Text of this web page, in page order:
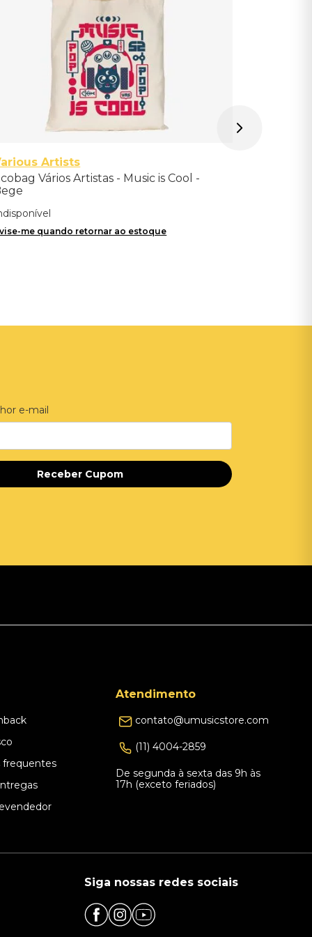
Artists
Vários Artistas - Music is Cool -
me quando retornar ao estoque
e-mail
Receber Cupom
frequentes
Atendimento
contato@umusicstore.com
(11) 4004-2859
De segunda à sexta das 9h às
17h (exceto feriados)
Siga nossas redes sociais